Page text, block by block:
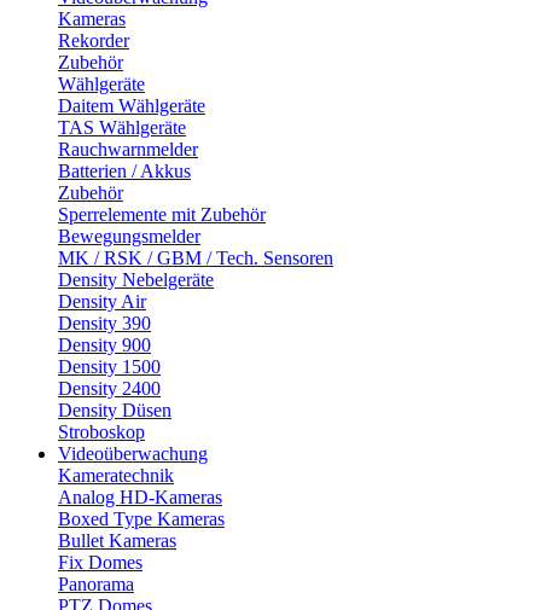
Kameras
Rekorder
Zubehör
Wählgeräte
Daitem Wählgeräte
TAS Wählgeräte
Rauchwarnmelder
Batterien / Akkus
Zubehör
Sperrelemente mit Zubehör
Bewegungsmelder
MK / RSK / GBM / Tech. Sensoren
Density Nebelgeräte
Density Air
Density 390
Density 900
Density 1500
Density 2400
Density Düsen
Stroboskop
Videoüberwachung
Kameratechnik
Analog HD-Kameras
Boxed Type Kameras
Bullet Kameras
Fix Domes
Panorama
PTZ Domes